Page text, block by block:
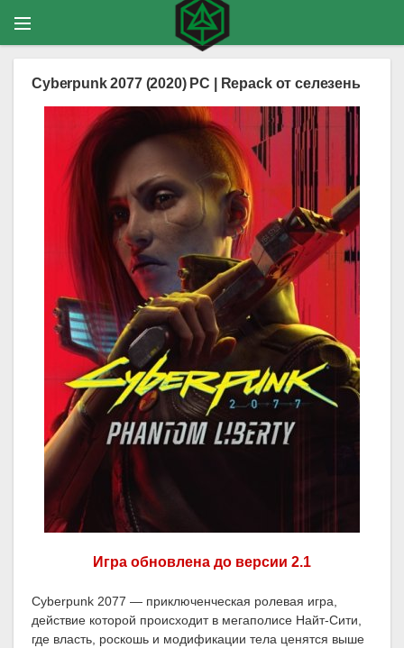
Cyberpunk 2077 (2020) PC | Repack от селезень
Игра обновлена до версии 2.1
Cyberpunk 2077 — приключенческая ролевая игра,
действие которой происходит в мегаполисе Найт-Сити,
где власть, роскошь и модификации тела ценятся выше